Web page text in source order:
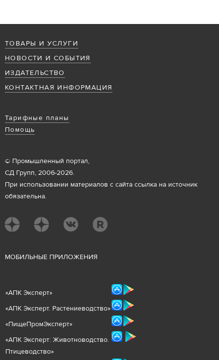
ТОВАРЫ И УСЛУГИ
НОВОСТИ И СОБЫТИЯ
ИЗДАТЕЛЬСТВО
КОНТАКТНАЯ ИНФОРМАЦИЯ
Тарифные планы
Помощь
© Промышленный портал,
СД Групп, 2006-2026.
При использовании материалов с сайта ссылка на источник
обязательна.
МОБИЛЬНЫЕ ПРИЛОЖЕНИЯ
«АПК Эксперт»
«АПК Эксперт. Растениеводство»
«ПищеПромЭксперт»
«АПК Эксперт: Животноводство.
Птицеводство»